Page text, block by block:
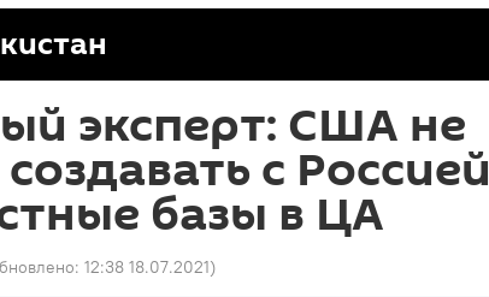
эксперт: США не
с Россией
базы в ЦА
12:38 18.07.2021)